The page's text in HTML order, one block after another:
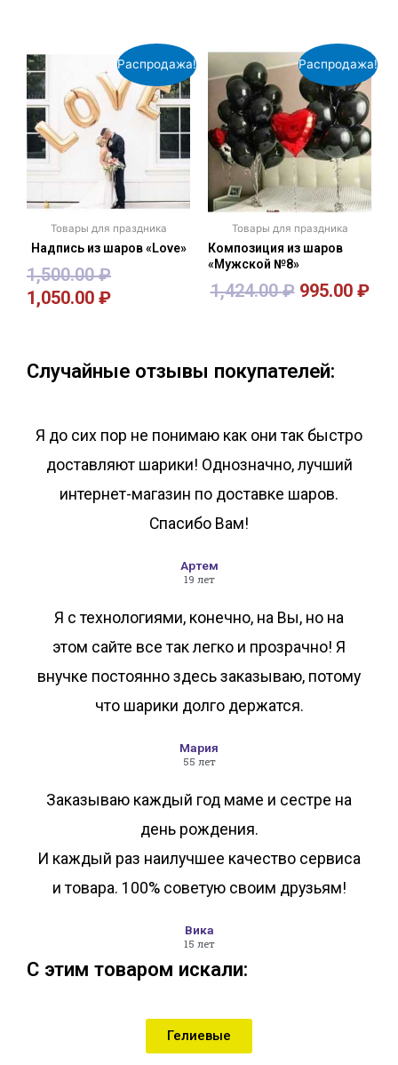
Распродажа!
Товары для праздника
Надпись из шаров «Love»
1,500.00₽
1,050.00 ₽
Распродажа!
Товары для праздника
Композиция из шаров
«Мужской №8»
1,424.00₽ 995.00 ₽
Случайные отзывы покупателей:
Я до сих пор не понимаю как они так быстро
доставляют шарики! Однозначно, лучший
интернет-магазин по доставке шаров.
Спасибо Вам!
Артем
19 лет
Я с технологиями, конечно, на Вы, но на
этом сайте все так легко и прозрачно! Я
внучке постоянно здесь заказываю, потому
что шарики долго держатся.
Мария
55 лет
Заказываю каждый год маме и сестре на
день рождения.
И каждый раз наилучшее качество сервиса
и товара. 100% советую своим друзьям!
Вика
15 лет
С этим товаром искали:
Гелиевые